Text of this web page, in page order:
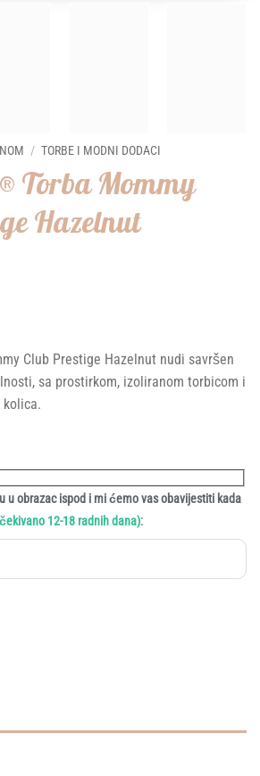
/ TORBE I MODNI DODACI
Torba Mommy
Hazelnut
Club Prestige Hazelnut nudi savršen
sa prostirkom, izoliranom torbicom i
u obrazac ispod i mi ćemo vas obavijestiti kada
12-18 radnih dana):